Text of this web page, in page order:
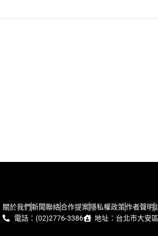
關於我們新聞聯絡合作提案隱私權政策作者聲明
電話：(02)2776-3386
地址：台北市大安